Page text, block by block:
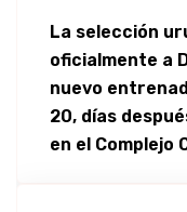
La selección
oficialmente a
nuevo
20, días
en el Complejo